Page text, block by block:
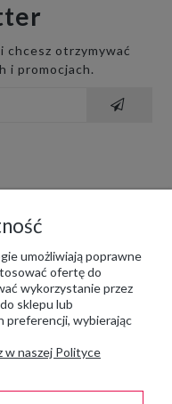
chcesz otrzymywać
i promocjach.
umożliwiają poprawne
ofertę do
wykorzystanie przez
sklepu lub
preferencji, wybierając
w naszej Polityce